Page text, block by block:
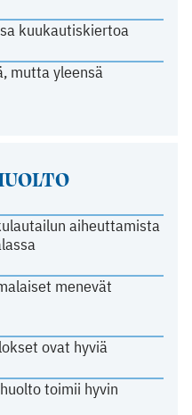
kuukautiskiertoa
mutta yleensä
aiheuttamista
menevät
ovat hyviä
toimii hyvin